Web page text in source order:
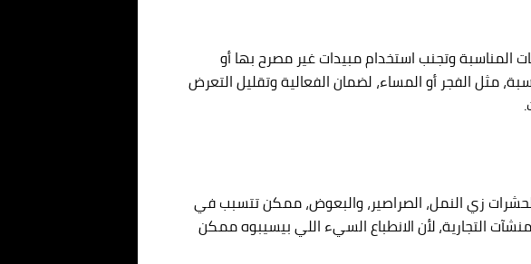
المناسبة وتجنب استخدام مبيدات غير مصرح بها أو
مثل الفجر أو المساء، لضمان الفعالية وتقليل التعرض
زي النمل، الصراصير، والبعوض، ممكن تتسبب في
التجارية، لأن الانطباع السيء اللي بيسيبوه ممكن